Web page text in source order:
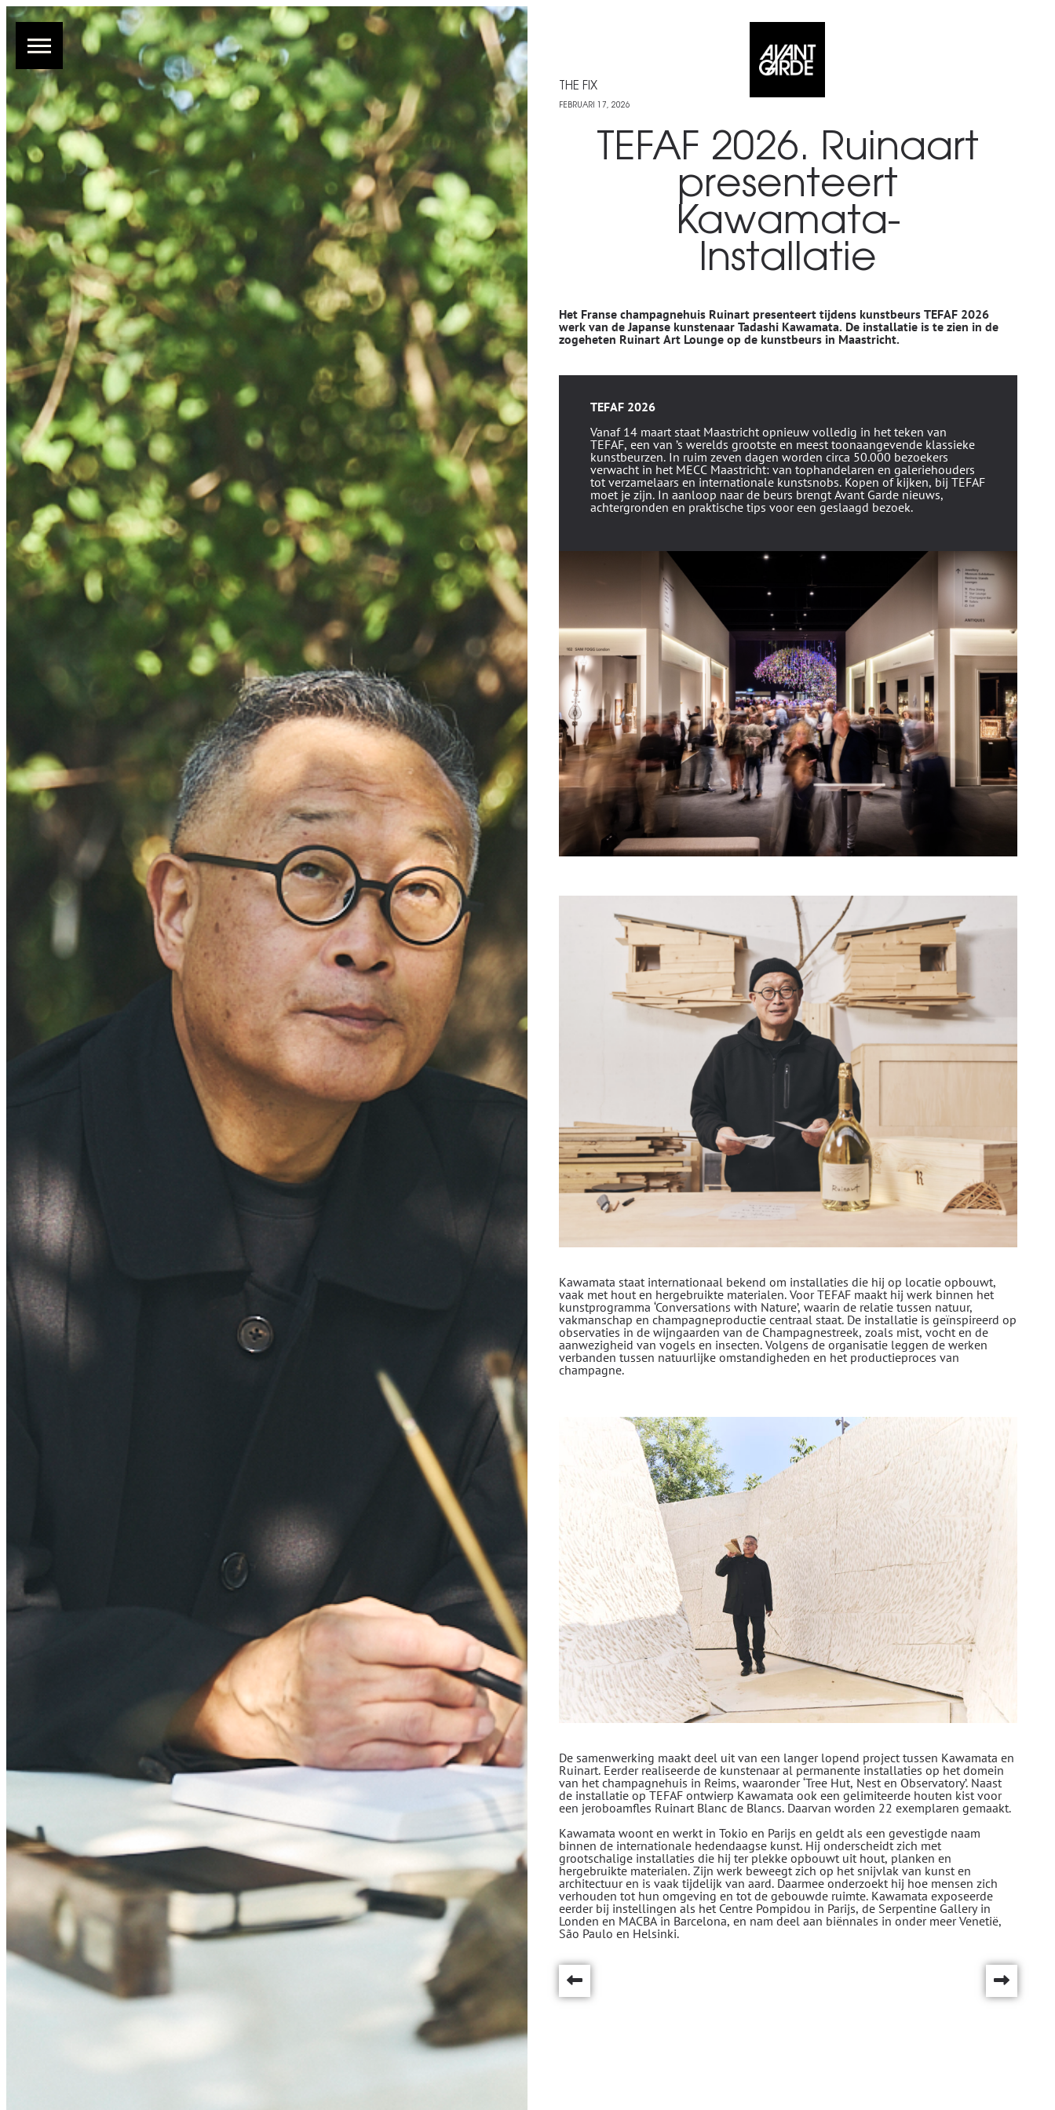
THE FIX
FEBRUARI 17, 2026
TEFAF 2026. Ruinaart
presenteert
Kawamata-
Installatie
Het Franse champagnehuis Ruinart presenteert tijdens kunstbeurs TEFAF 2026
werk van de Japanse kunstenaar Tadashi Kawamata. De installatie is te zien in de
zogeheten Ruinart Art Lounge op de kunstbeurs in Maastricht.
TEFAF 2026
Vanaf 14 maart staat Maastricht opnieuw volledig in het teken van
TEFAF, een van ’s werelds grootste en meest toonaangevende klassieke
kunstbeurzen. In ruim zeven dagen worden circa 50.000 bezoekers
verwacht in het MECC Maastricht: van tophandelaren en galeriehouders
tot verzamelaars en internationale kunstsnobs. Kopen of kijken, bij TEFAF
moet je zijn. In aanloop naar de beurs brengt Avant Garde nieuws,
achtergronden en praktische tips voor een geslaagd bezoek.
Kawamata staat internationaal bekend om installaties die hij op locatie opbouwt,
vaak met hout en hergebruikte materialen. Voor TEFAF maakt hij werk binnen het
kunstprogramma ‘Conversations with Nature’, waarin de relatie tussen natuur,
vakmanschap en champagneproductie centraal staat. De installatie is geïnspireerd op
observaties in de wijngaarden van de Champagnestreek, zoals mist, vocht en de
aanwezigheid van vogels en insecten. Volgens de organisatie leggen de werken
verbanden tussen natuurlijke omstandigheden en het productieproces van
champagne.
De samenwerking maakt deel uit van een langer lopend project tussen Kawamata en
Ruinart. Eerder realiseerde de kunstenaar al permanente installaties op het domein
van het champagnehuis in Reims, waaronder ‘Tree Hut, Nest en Observatory’. Naast
de installatie op TEFAF ontwierp Kawamata ook een gelimiteerde houten kist voor
een jeroboamfles Ruinart Blanc de Blancs. Daarvan worden 22 exemplaren gemaakt.
Kawamata woont en werkt in Tokio en Parijs en geldt als een gevestigde naam
binnen de internationale hedendaagse kunst. Hij onderscheidt zich met
grootschalige installaties die hij ter plekke opbouwt uit hout, planken en
hergebruikte materialen. Zijn werk beweegt zich op het snijvlak van kunst en
architectuur en is vaak tijdelijk van aard. Daarmee onderzoekt hij hoe mensen zich
verhouden tot hun omgeving en tot de gebouwde ruimte. Kawamata exposeerde
eerder bij instellingen als het Centre Pompidou in Parijs, de Serpentine Gallery in
Londen en MACBA in Barcelona, en nam deel aan biënnales in onder meer Venetië,
São Paulo en Helsinki.